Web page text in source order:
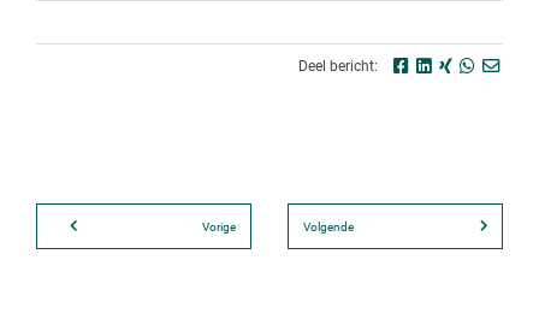
Deel bericht:
Vorige Volgende